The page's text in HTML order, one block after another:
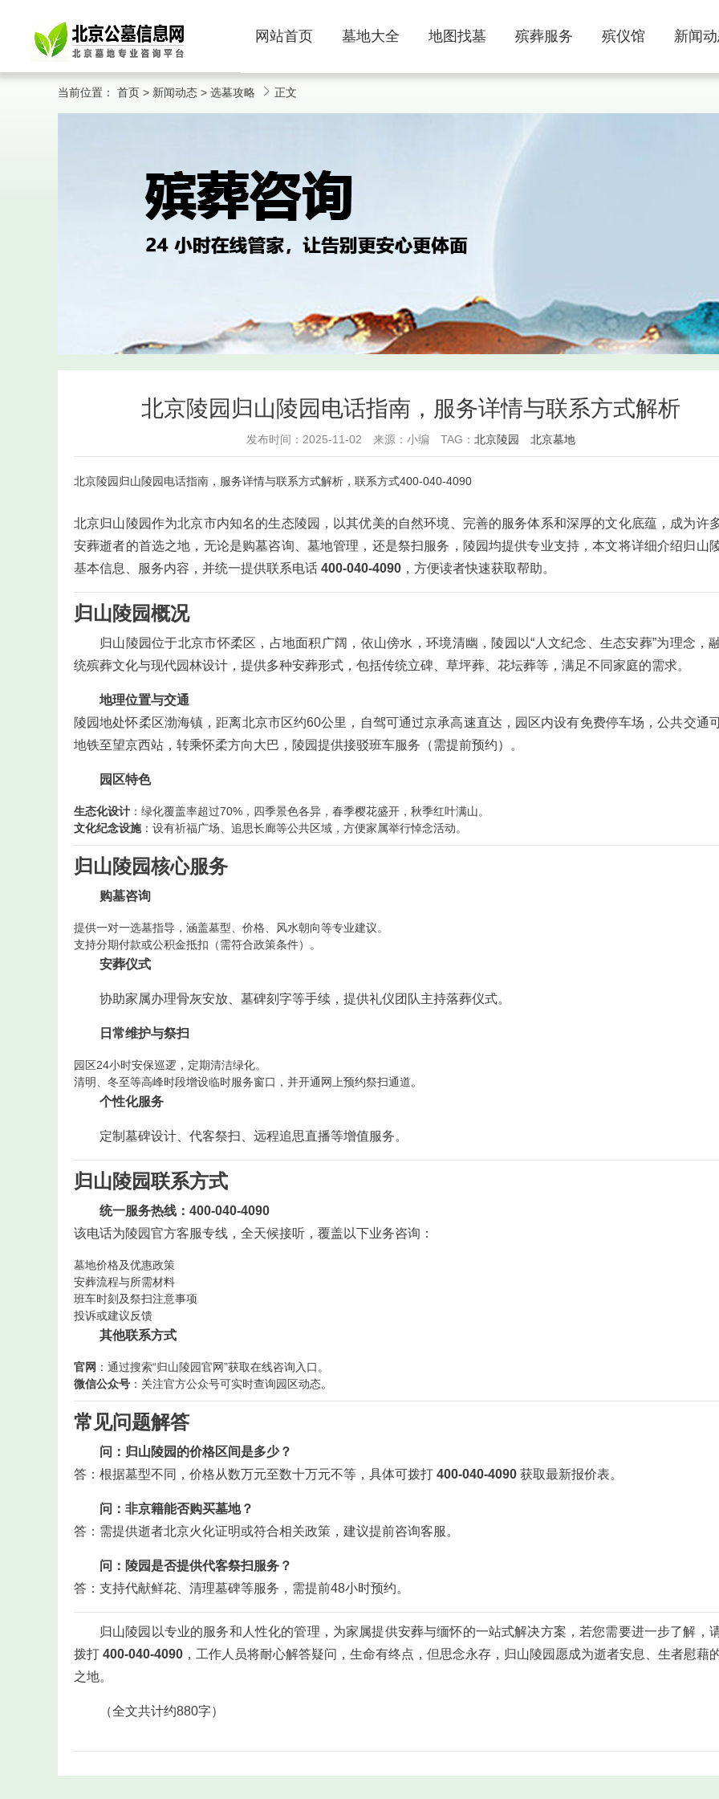
网站首页 墓地大全 地图找墓 殡葬服务 殡仪馆 新闻
当前位置： 首页 > 新闻动态 > 选墓攻略 正文
北京陵园归山陵园电话指南，服务详情与联系方式解析
发布时间：2025-11-02 来源：小编 TAG： 北京陵园 北京墓地
北京陵园归山陵园电话指南，服务详情与联系方式解析，联系方式400-040-4090
北京归山陵园作为北京市内知名的生态陵园，以其优美的自然环境、完善的服务体系和深厚的文化底蕴，成为许
安葬逝者的首选之地，无论是购墓咨询、墓地管理，还是祭扫服务，陵园均提供专业支持，本文将详细介绍归山
基本信息、服务内容，并统一提供联系电话 400-040-4090 ，方便读者快速获取帮助。
归山陵园概况
归山陵园位于北京市怀柔区，占地面积广阔，依山傍水，环境清幽，陵园以“人文纪念、生态安葬”为理念，
统殡葬文化与现代园林设计，提供多种安葬形式，包括传统立碑、草坪葬、花坛葬等，满足不同家庭的需求。
地理位置与交通
陵园地处怀柔区渤海镇，距离北京市区约60公里，自驾可通过京承高速直达，园区内设有免费停车场，公共交通
地铁至望京西站，转乘怀柔方向大巴，陵园提供接驳班车服务（需提前预约）。
园区特色
生态化设计 ：绿化覆盖率超过70%，四季景色各异，春季樱花盛开，秋季红叶满山。
文化纪念设施：设有祈福广场、追思长廊等公共区域，方便家属举行悼念活动。
归山陵园核心服务
购墓咨询
提供一对一选墓指导，涵盖墓型、价格、风水朝向等专业建议。
支持分期付款或公积金抵扣（需符合政策条件）。
安葬仪式
协助家属办理骨灰安放、墓碑刻字等手续，提供礼仪团队主持落葬仪式。
日常维护与祭扫
园区24小时安保巡逻，定期清洁绿化。
清明、冬至等高峰时段增设临时服务窗口，并开通网上预约祭扫通道。
个性化服务
定制墓碑设计、代客祭扫、远程追思直播等增值服务。
归山陵园联系方式
统一服务热线：400-040-4090
该电话为陵园官方客服专线，全天候接听，覆盖以下业务咨询：
墓地价格及优惠政策
安葬流程与所需材料
班车时刻及祭扫注意事项
投诉或建议反馈
其他联系方式
官网 ：通过搜索“归山陵园官网”获取在线咨询入口。
微信公众号 ：关注官方公众号可实时查询园区动态。
常见问题解答
问：归山陵园的价格区间是多少？
答：根据墓型不同，价格从数万元至数十万元不等，具体可拨打 400-040-4090 获取最新报价表。
问：非京籍能否购买墓地？
答：需提供逝者北京火化证明或符合相关政策，建议提前咨询客服。
问：陵园是否提供代客祭扫服务？
答：支持代献鲜花、清理墓碑等服务，需提前48小时预约。
归山陵园以专业的服务和人性化的管理，为家属提供安葬与缅怀的一站式解决方案，若您需要进一步了解，
拨打 400-040-4090 ，工作人员将耐心解答疑问，生命有终点，但思念永存，归山陵园愿成为逝者安息、生者慰藉
之地。
（全文共计约880字）